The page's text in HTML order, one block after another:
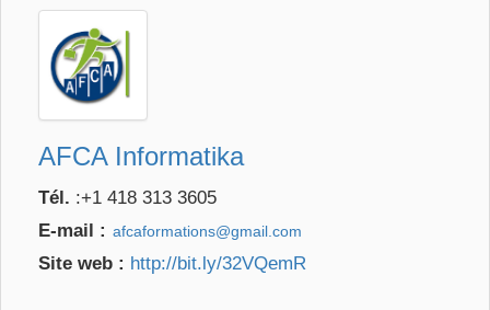
AFCA Informatika
Tél. :+1 418 313 3605
E-mail :
Site web : http://bit.ly/32VQemR